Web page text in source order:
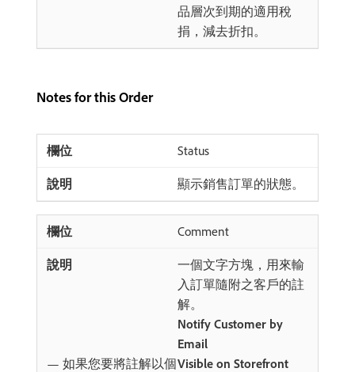
品層次到期的適用稅
捐，減去折扣。
Notes for this Order
Status
顯示銷售訂單的狀態。
Comment
一個文字方塊，用來輸
入訂單隨附之客戶的註
解。
Notify Customer by
Email
— 如果您要將註解以個Visible on Storefront